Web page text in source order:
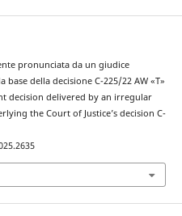
pronunciata da un giudice
della decisione C-225/22 AW «T»
decision delivered by an irregular
the Court of Justice’s decision C-